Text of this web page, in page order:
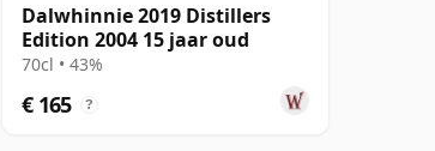
Dalwhinnie 2019 Distillers
Edition 2004 15 jaar oud
70cl • 43%
€ 165 ?